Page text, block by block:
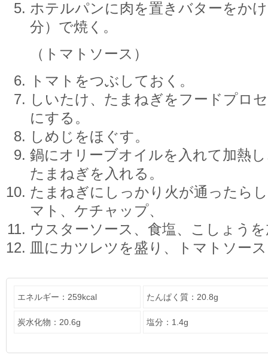
ホテルパンに肉を置きバターをか
分）で焼く。
（トマトソース）
トマトをつぶしておく。
しいたけ、たまねぎをフードプロ
にする。
しめじをほぐす。
鍋にオリーブオイルを入れて加熱
たまねぎを入れる。
たまねぎにしっかり火が通ったら
マト、ケチャップ、
ウスターソース、食塩、こしょう
皿にカツレツを盛り、トマトソー
エネルギー：259kcal たんぱく質：20.8g
炭水化物：20.6g 塩分：1.4g